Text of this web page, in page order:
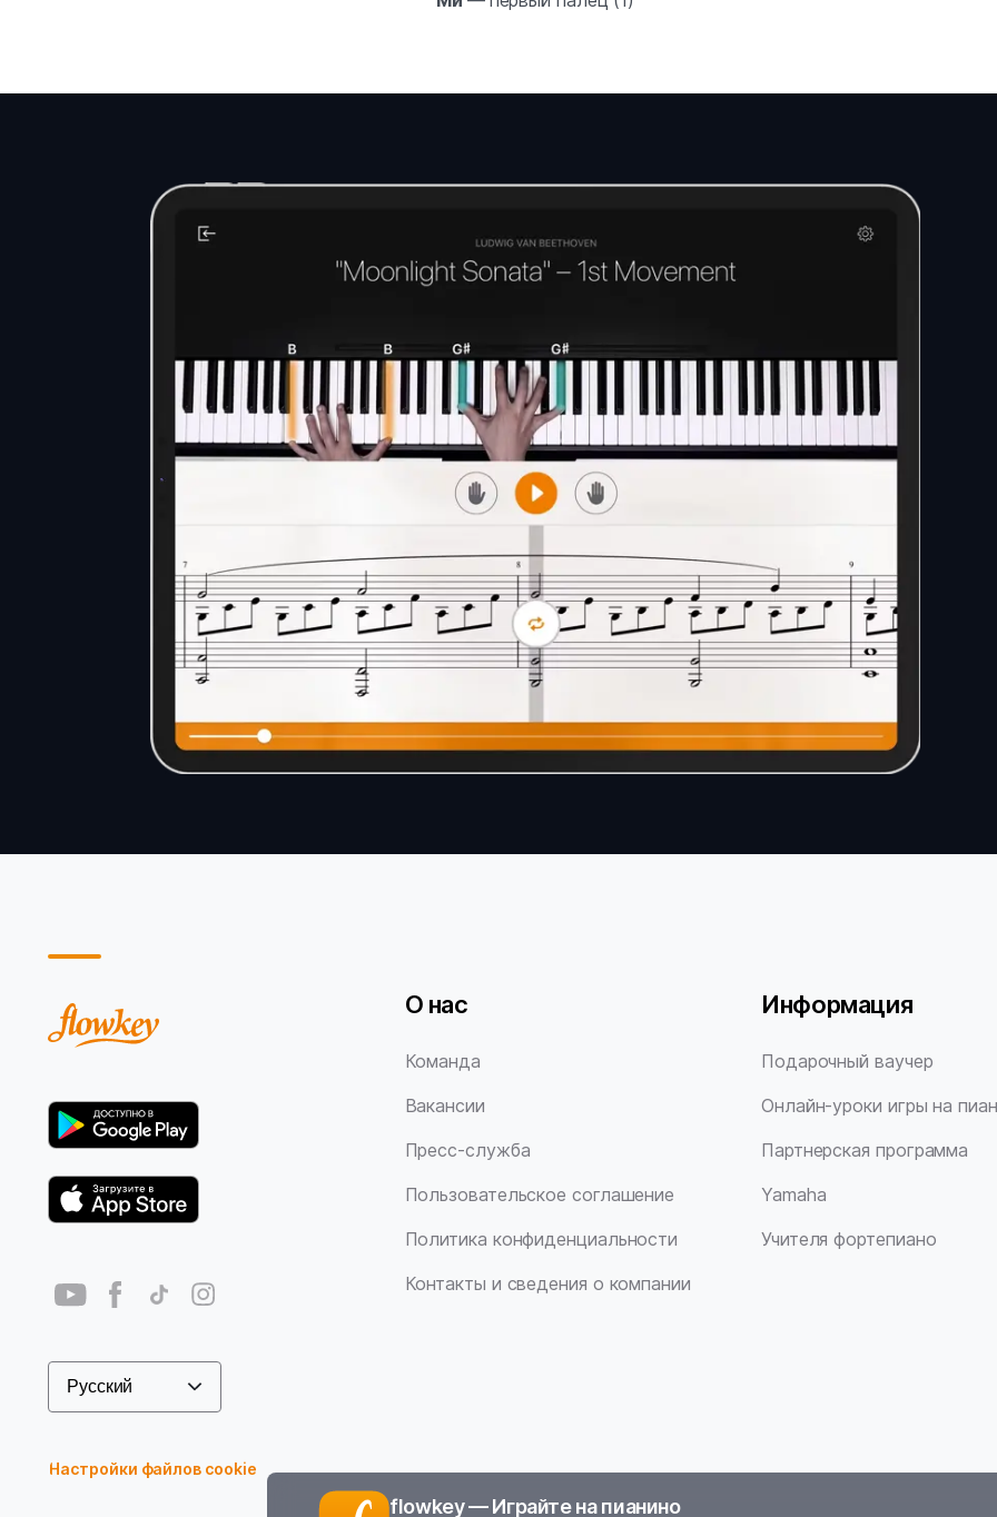
Настройки файлов cookie
О нас
Команда
Вакансии
Пресс-служба
Пользовательское соглашение
Политика конфиденциальности
Контакты и сведения о компании
Информация
Подарочный ваучер
Онлайн-уроки игры на
Партнерская программа
Yamaha
Учителя фортепиано
flowkey — Играйте на пианино